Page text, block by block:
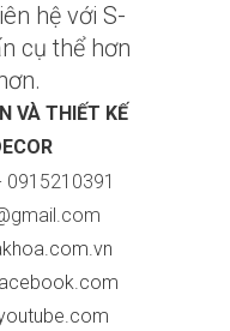
hệ với S-
cụ thể hơn
VÀ THIẾT KẾ
0915210391